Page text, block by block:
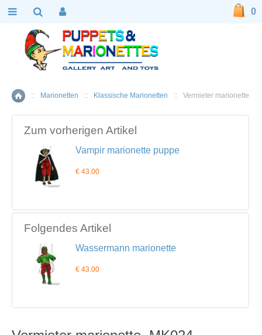
Home
:: Marionetten :: Klassische Marionetten :: Vermieter marionette
Zum vorherigen Artikel
Vampir marionette puppe
€ 43.00
Folgendes Artikel
Wassermann marionette
€ 43.00
0